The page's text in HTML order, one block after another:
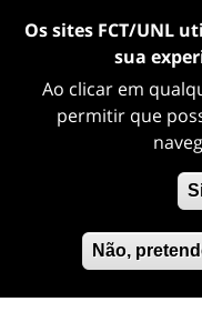
Os sites FCT/UNL
sua
Ao clicar em
permitir que
Não,